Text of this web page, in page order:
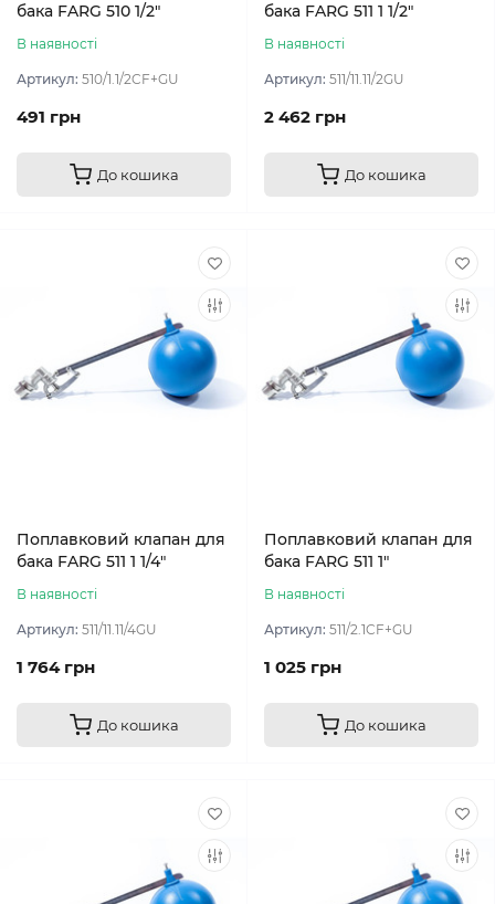
бака FARG 510 1/2″
В наявності
Артикул: 510/1.1/2CF+GU
491 грн
До кошика
бака FARG 511 1 1/2″
В наявності
Артикул: 511/11.11/2GU
2 462 грн
До кошика
Поплавковий клапан для
бака FARG 511 1 1/4″
В наявності
Артикул: 511/11.11/4GU
1 764 грн
До кошика
Поплавковий клапан для
бака FARG 511 1″
В наявності
Артикул: 511/2.1CF+GU
1 025 грн
До кошика